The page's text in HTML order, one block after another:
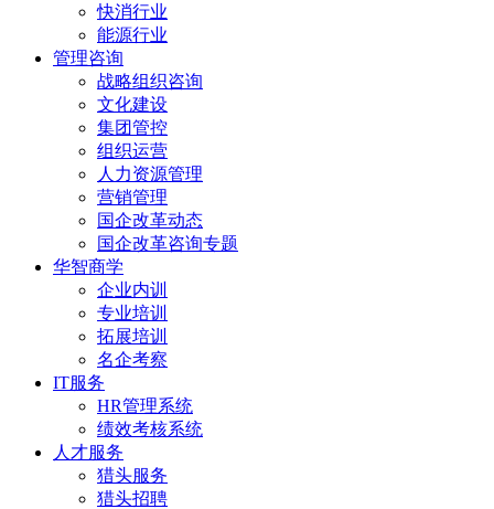
快消行业
能源行业
管理咨询
战略组织咨询
文化建设
集团管控
组织运营
人力资源管理
营销管理
国企改革动态
国企改革咨询专题
华智商学
企业内训
专业培训
拓展培训
名企考察
IT服务
HR管理系统
绩效考核系统
人才服务
猎头服务
猎头招聘